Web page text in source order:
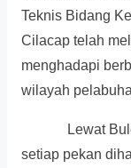
Teknis Bidang
Cilacap telah
menghadapi
wilayah
Lewat Buletin
setiap pekan